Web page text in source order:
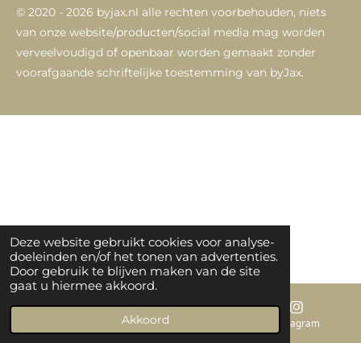
Deze website gebruikt cookies voor analyse-
doeleinden en/of het tonen van advertenties.
Door gebruik te blijven maken van de site
gaat u hiermee akkoord.
Akkoord
© 2020 - 2026 byjax.nl alle rechten voorbehouden, niets
van onze website/producten/social media mag worden
verveelvoudigd of openbaar worden gemaakt zonder
voorafgaande schriftelijke toestemming van byJax.
E-mailadres Instagram